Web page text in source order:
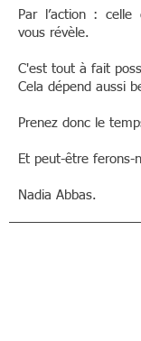
Par l’action :
vous révèle.
C'est tout à fait
Cela dépend aussi
Prenez donc le
Et peut-être ferons-
Nadia Abbas.